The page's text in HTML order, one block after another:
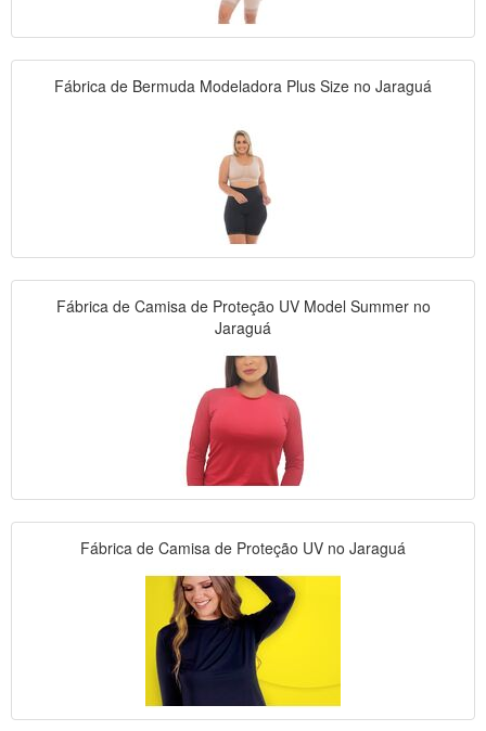
Fábrica de Bermuda Modeladora Plus Size no Jaraguá
Fábrica de Camisa de Proteção UV Model Summer no
Jaraguá
Fábrica de Camisa de Proteção UV no Jaraguá